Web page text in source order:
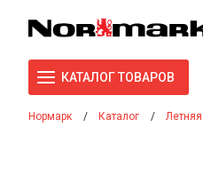
КАТАЛОГ ТОВАРОВ
Нормарк Каталог